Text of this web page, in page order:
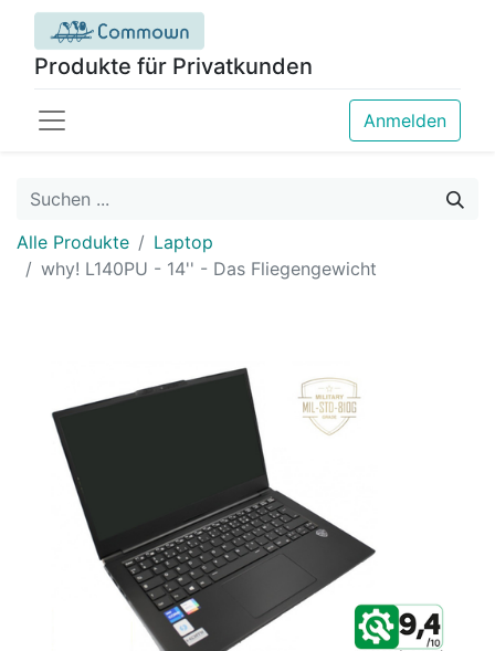
Produkte für Privatkunden
Anmelden
Alle Produkte
Laptop
why! L140PU - 14'' - Das Fliegengewicht